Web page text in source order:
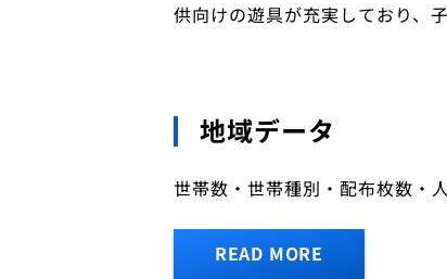
供向けの遊具が充実しており、
地域データ
世帯数・世帯種別・配布枚数・
READ MORE